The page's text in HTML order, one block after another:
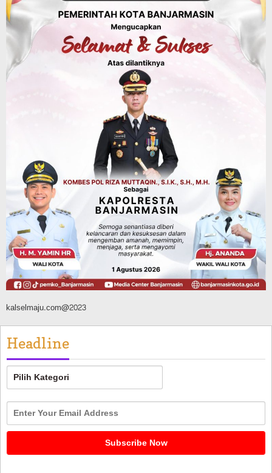
Agustus 7, 2026
Dinas PUPR Kalsel Headline Pembangunan
Jalan Veteran Km 5,5 Sungai Lulut
Dibuka Pasca Retak dan Amblas,
Angkutan Bertonase 6 Ton Lebih Tak
Diperbolehkan Melintas
Headline
Panaskan Kembali Arena Panjat Tebing,
FPTI Banjarmasin Siapkan Sirkuit se-
Kalsel
Agustus 8, 2026
kalselmaju.com@2023
Headline
Headline